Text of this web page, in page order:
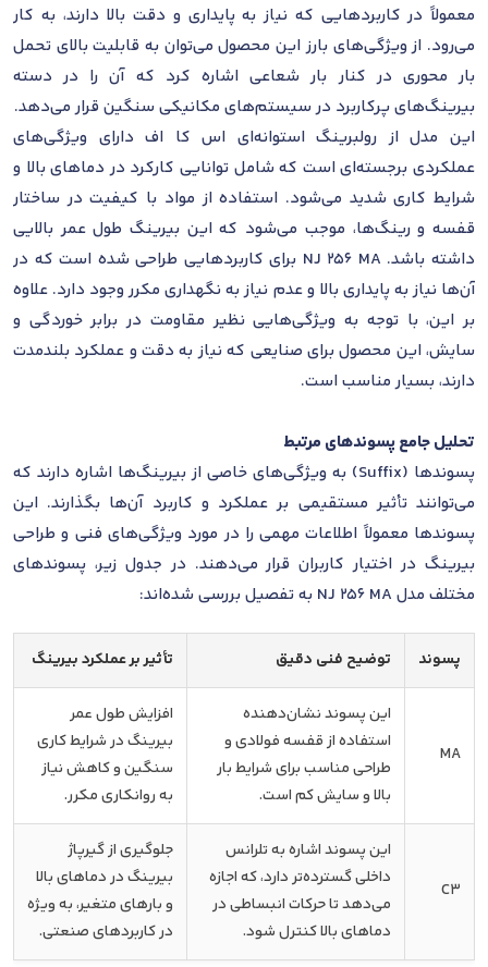
معمولاً در کاربردهایی که نیاز به پایداری و دقت بالا دارند، به کار
می‌رود. از ویژگی‌های بارز این محصول می‌توان به قابلیت بالای تحمل
بار محوری در کنار بار شعاعی اشاره کرد که آن را در دسته
بیرینگ‌های پرکاربرد در سیستم‌های مکانیکی سنگین قرار می‌دهد.
این مدل از رولبرینگ استوانه‌ای اس کا اف دارای ویژگی‌های
عملکردی برجسته‌ای است که شامل توانایی کارکرد در دماهای بالا و
شرایط کاری شدید می‌شود. استفاده از مواد با کیفیت در ساختار
قفسه و رینگ‌ها، موجب می‌شود که این بیرینگ طول عمر بالایی
داشته باشد. NJ 256 MA برای کاربردهایی طراحی شده است که در
آن‌ها نیاز به پایداری بالا و عدم نیاز به نگهداری مکرر وجود دارد. علاوه
بر این، با توجه به ویژگی‌هایی نظیر مقاومت در برابر خوردگی و
سایش، این محصول برای صنایعی که نیاز به دقت و عملکرد بلندمدت
دارند، بسیار مناسب است.
تحلیل جامع پسوندهای مرتبط
پسوندها (Suffix) به ویژگی‌های خاصی از بیرینگ‌ها اشاره دارند که
می‌توانند تأثیر مستقیمی بر عملکرد و کاربرد آن‌ها بگذارند. این
پسوندها معمولاً اطلاعات مهمی را در مورد ویژگی‌های فنی و طراحی
بیرینگ در اختیار کاربران قرار می‌دهند. در جدول زیر، پسوندهای
مختلف مدل NJ 256 MA به تفصیل بررسی شده‌اند:
پسوند توضیح فنی دقیق تأثیر بر عملکرد بیرینگ
MA
این پسوند نشان‌دهنده
استفاده از قفسه فولادی و
طراحی مناسب برای شرایط بار
بالا و سایش کم است.
افزایش طول عمر
بیرینگ در شرایط کاری
سنگین و کاهش نیاز
به روانکاری مکرر.
C3
این پسوند اشاره به تلرانس
داخلی گسترده‌تر دارد، که اجازه
می‌دهد تا حرکات انبساطی در
دماهای بالا کنترل شود.
جلوگیری از گیرپاژ
بیرینگ در دماهای بالا
و بارهای متغیر، به ویژه
در کاربردهای صنعتی.